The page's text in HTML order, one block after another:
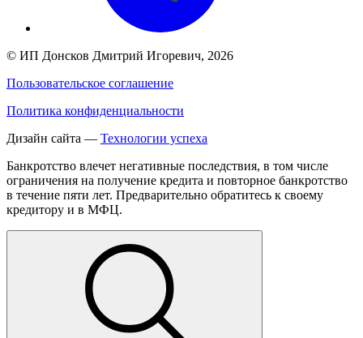
© ИП Донсков Дмитрий Игоревич, 2026
Пользовательское соглашение
Политика конфиденциальности
Дизайн сайта — Технологии успеха
Банкротство влечет негативные последствия, в том числе
ограничения на получение кредита и повторное банкротство
в течение пяти лет. Предварительно обратитесь к своему
кредитору и в МФЦ.